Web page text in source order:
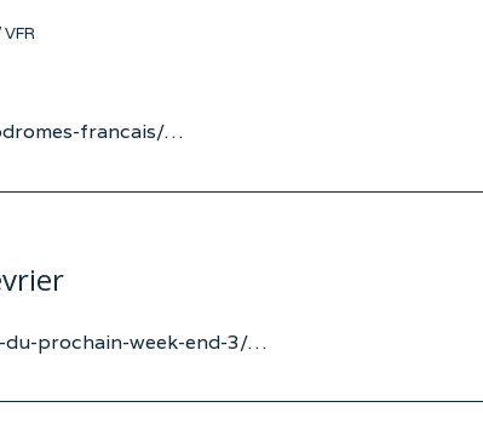
VFR
francais/…
prochain-week-end-3/…